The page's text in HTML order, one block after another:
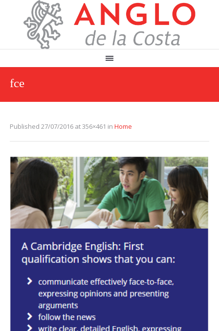
fce
Published 27/07/2016 at 356×461 in Home